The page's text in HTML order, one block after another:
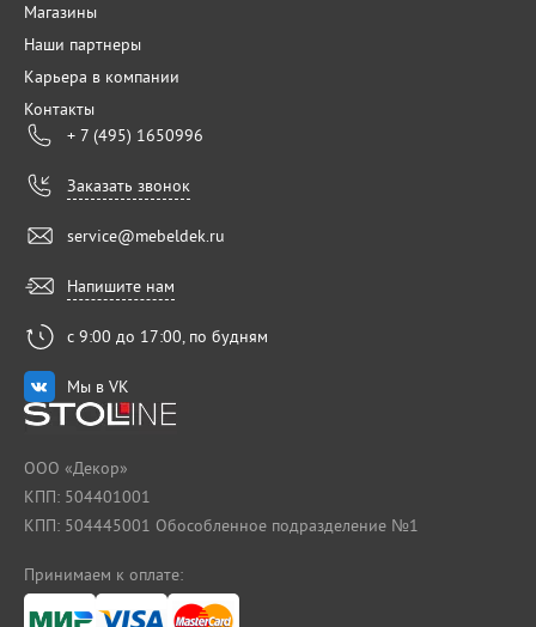
Магазины
Наши партнеры
Карьера в компании
Контакты
+ 7 (495) 1650996
Заказать звонок
service@mebeldek.ru
Напишите нам
с 9:00 до 17:00, по будням
Мы в VK
ООО «Декор»
КПП: 504401001
КПП: 504445001 Обособленное подразделение №1
Принимаем к оплате: